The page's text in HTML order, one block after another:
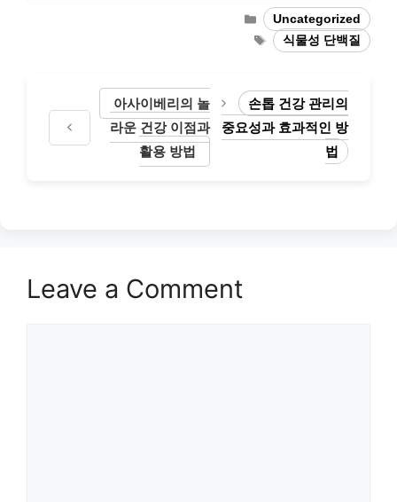
Categories
Uncategorized
Tags
식물성 단백질
아사이베리의 놀
라운 건강 이점과
활용 방법
손톱 건강 관리의
중요성과 효과적인 방
법
Leave a Comment